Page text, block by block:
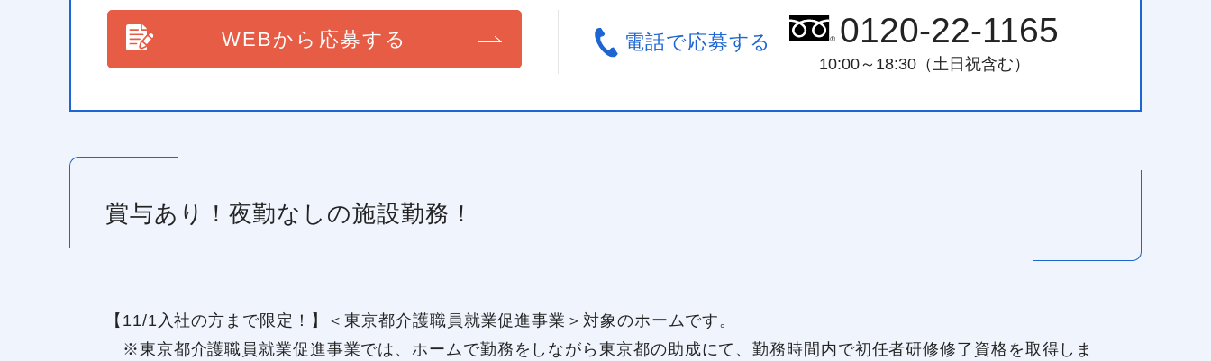
WEBから応募する 電話で応募する 0120-22-1165
10:00～18:30（土日祝含む）
賞与あり！夜勤なしの施設勤務！
【11/1入社の方まで限定！】＜東京都介護職員就業促進事業＞対象のホームです。
※東京都介護職員就業促進事業では、ホームで勤務をしながら東京都の助成にて、勤務時間内で初任者研修修了資格を取得しま